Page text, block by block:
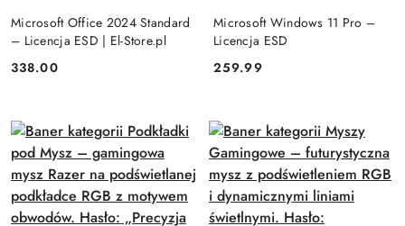
Microsoft Office 2024 Standard
– Licencja ESD | El-Store.pl
Cena:
338.00
Microsoft Windows 11 Pro –
Licencja ESD
Cena:
259.99